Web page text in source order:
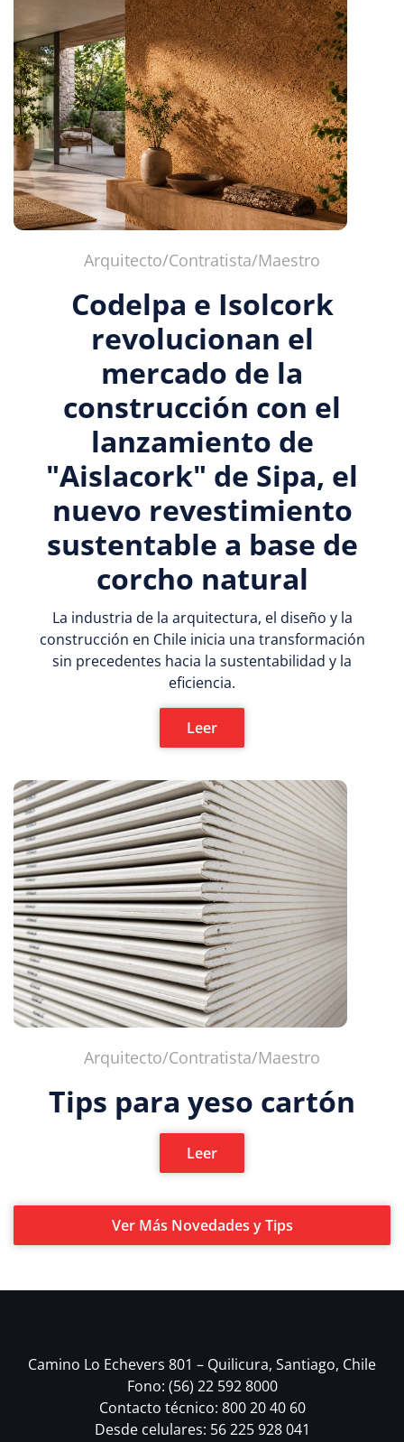
Arquitecto/Contratista/Maestro
Codelpa e Isolcork
revolucionan el
mercado de la
construcción con el
lanzamiento de
"Aislacork" de Sipa, el
nuevo revestimiento
sustentable a base de
corcho natural
La industria de la arquitectura, el diseño y la
construcción en Chile inicia una transformación
sin precedentes hacia la sustentabilidad y la
eficiencia.
Leer
Arquitecto/Contratista/Maestro
Tips para yeso cartón
Leer
Ver Más Novedades y Tips
Camino Lo Echevers 801 – Quilicura, Santiago, Chile
Fono: (56) 22 592 8000
Contacto técnico: 800 20 40 60
Desde celulares: 56 225 928 041